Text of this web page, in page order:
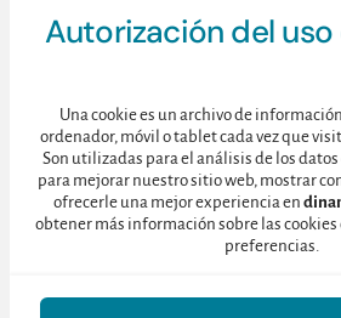
Autorización del
Una cookie es un archivo de
ordenador, móvil o tablet cada vez que
Son utilizadas para el análisis de los
para mejorar nuestro sitio web, mostrar
ofrecerle una mejor experiencia en
obtener más información sobre las
preferencias.